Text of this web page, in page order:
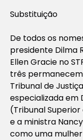
Substituição
De todos os
presidente Dilma
Ellen Gracie no
três
Tribunal de
especializada em
(Tribunal
e a ministra
como uma